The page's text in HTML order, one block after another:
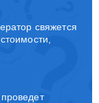
свяжется